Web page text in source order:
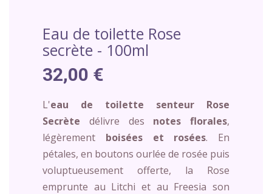
Eau de toilette Rose
secrète - 100ml
32,00 €
L'eau de toilette senteur Rose
Secrète délivre des notes florales,
légèrement boisées et rosées. En
pétales, en boutons ourlée de rosée puis
voluptueusement offerte, la Rose
emprunte au Litchi et au Freesia son